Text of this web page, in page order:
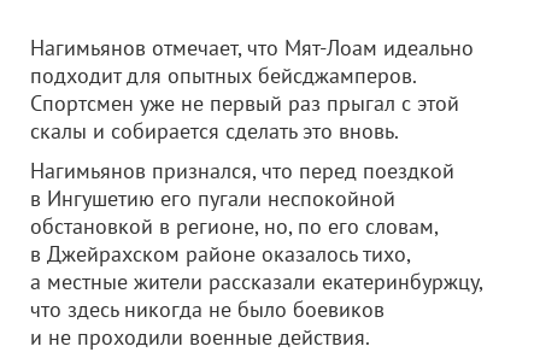
Нагимьянов отмечает, что Мят-Лоам идеально
подходит для опытных бейсджамперов.
Спортсмен уже не первый раз прыгал с этой
скалы и собирается сделать это вновь.
Нагимьянов признался, что перед поездкой
в Ингушетию его пугали неспокойной
обстановкой в регионе, но, по его словам,
в Джейрахском районе оказалось тихо,
а местные жители рассказали екатеринбуржцу,
что здесь никогда не было боевиков
и не проходили военные действия.